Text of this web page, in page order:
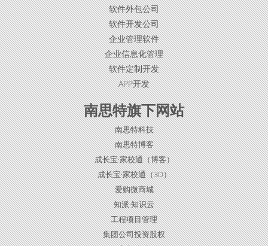
软件外包公司
软件开发公司
企业管理软件
企业信息化管理
软件定制开发
APP开发
南思特旗下网站
南思特科技
南思特博客
成长宝·家校通（博客）
成长宝·家校通（3D）
爱购微商城
知派·知识云
工程项目管理
集团公司投资股权